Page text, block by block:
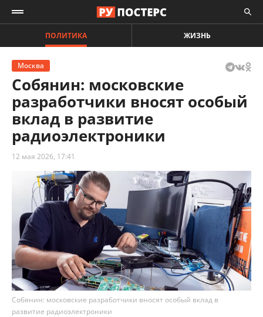
ПОЛИТИКА ЖИЗНЬ
Москва
Собянин: московские
разработчики вносят особый
вклад в развитие
радиоэлектроники
12 мая 2026, 17:41
Собянин: московские разработчики вносят особый вклад в
развитие радиоэлектроники